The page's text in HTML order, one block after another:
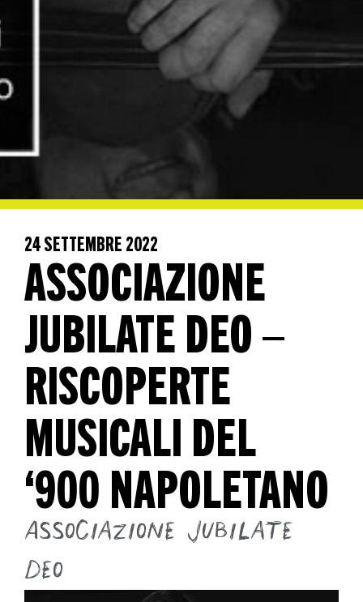
24 SETTEMBRE 2022
ASSOCIAZIONE
JUBILATE DEO –
RISCOPERTE
MUSICALI DEL
‘900 NAPOLETANO
Associazione Jubilate
Deo